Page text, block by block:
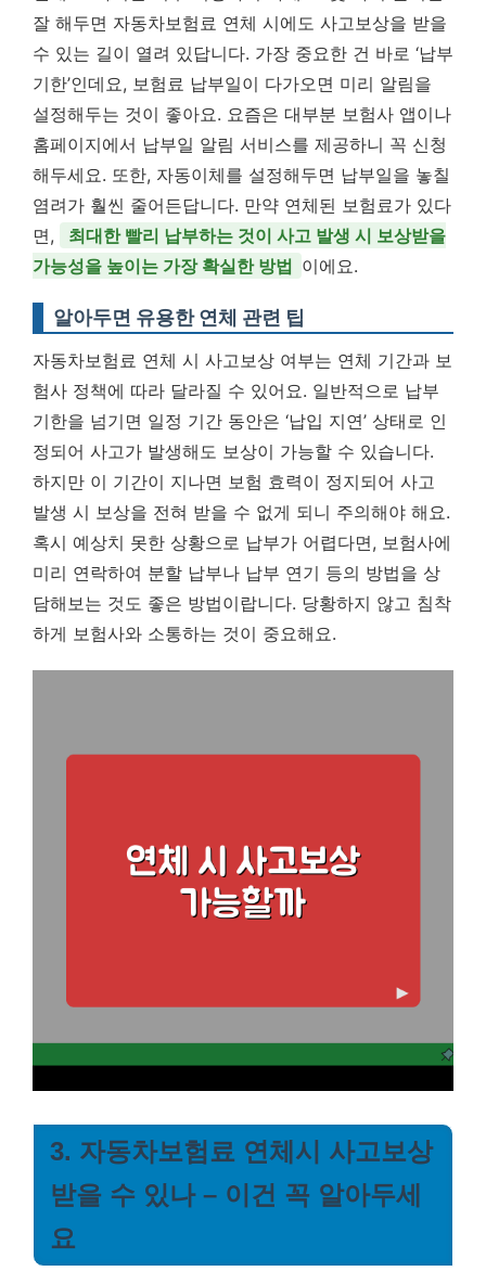
잘 해두면 자동차보험료 연체 시에도 사고보상을 받을
수 있는 길이 열려 있답니다. 가장 중요한 건 바로 ‘납부
기한’인데요, 보험료 납부일이 다가오면 미리 알림을
설정해두는 것이 좋아요. 요즘은 대부분 보험사 앱이나
홈페이지에서 납부일 알림 서비스를 제공하니 꼭 신청
해두세요. 또한, 자동이체를 설정해두면 납부일을 놓칠
염려가 훨씬 줄어든답니다. 만약 연체된 보험료가 있다
면,
최대한 빨리 납부하는 것이 사고 발생 시 보상받을
가능성을 높이는 가장 확실한 방법 이에요.
알아두면 유용한 연체 관련 팁
자동차보험료 연체 시 사고보상 여부는 연체 기간과 보
험사 정책에 따라 달라질 수 있어요. 일반적으로 납부
기한을 넘기면 일정 기간 동안은 ‘납입 지연’ 상태로 인
정되어 사고가 발생해도 보상이 가능할 수 있습니다.
하지만 이 기간이 지나면 보험 효력이 정지되어 사고
발생 시 보상을 전혀 받을 수 없게 되니 주의해야 해요.
혹시 예상치 못한 상황으로 납부가 어렵다면, 보험사에
미리 연락하여 분할 납부나 납부 연기 등의 방법을 상
담해보는 것도 좋은 방법이랍니다. 당황하지 않고 침착
하게 보험사와 소통하는 것이 중요해요.
3. 자동차보험료 연체시 사고보상
받을 수 있나 – 이건 꼭 알아두세
요